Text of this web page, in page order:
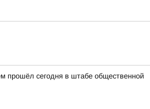
прошёл сегодня в штабе общественной